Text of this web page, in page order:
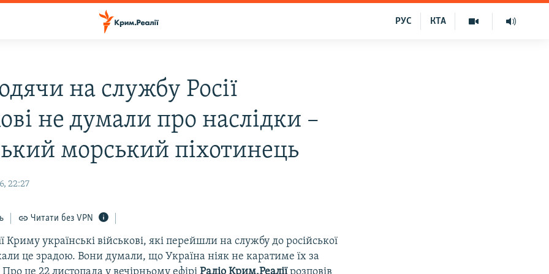
КТА
РУС
на службу Росії
не думали про наслідки –
морський піхотинець
22:27
Читати без VPN
Криму українські військові, які перейшли на службу до російської
це зрадою. Вони думали, що Україна ніяк не каратиме їх за